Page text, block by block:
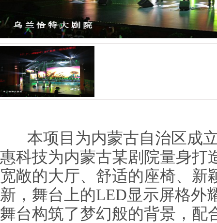
本项目为内蒙古自治区成
惠科技为内蒙古某剧院量身打
宽敞的大厅、舒适的座椅、新
新，舞台上的LED显示屏格外
舞台构筑了梦幻般的背景，配